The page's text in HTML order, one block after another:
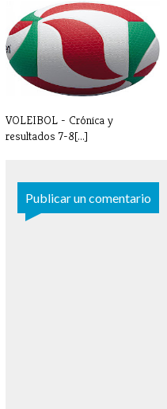
IMPORTANTE - SUSPENSIÓN
ACTIVIDADES[...]
VOLEIBOL - Crónica y
resultados 7-8[...]
Publicar un comentario